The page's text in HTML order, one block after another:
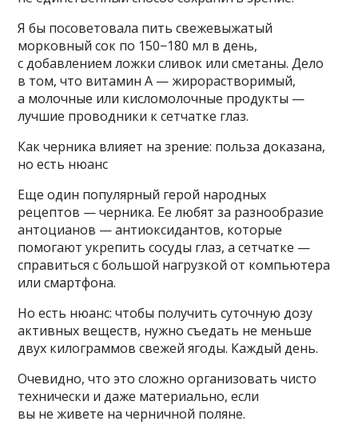
Я бы посоветовала пить свежевыжатый
морковный сок по 150−180 мл в день,
с добавлением ложки сливок или сметаны. Дело
в том, что витамин А — жирорастворимый,
а молочные или кисломолочные продукты —
лучшие проводники к сетчатке глаз.
Как черника влияет на зрение: польза доказана,
но есть нюанс
Еще один популярный герой народных
рецептов — черника. Ее любят за разнообразие
антоцианов — антиоксидантов, которые
помогают укрепить сосуды глаз, а сетчатке —
справиться с большой нагрузкой от компьютера
или смартфона.
Но есть нюанс: чтобы получить суточную дозу
активных веществ, нужно съедать не меньше
двух килограммов свежей ягоды. Каждый день.
Очевидно, что это сложно организовать чисто
технически и даже материально, если
вы не живете на черничной поляне.